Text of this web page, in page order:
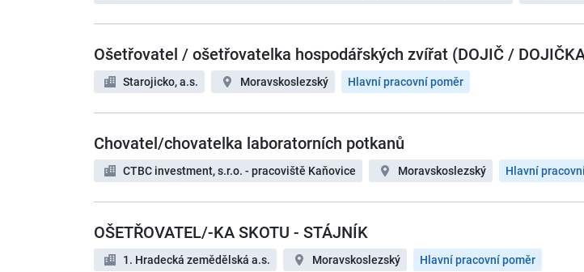
Ošetřovatel / ošetřovatelka hospodářských zvířat (DOJIČ /
Starojicko, a.s. Moravskoslezský Hlavní pracovní poměr
Chovatel/chovatelka laboratorních potkanů
CTBC investment, s.r.o. - pracoviště Kaňovice Moravskoslezský Hlavní
OŠETŘOVATEL/-KA SKOTU - STÁJNÍK
1. Hradecká zemědělská a.s. Moravskoslezský Hlavní pracovní poměr